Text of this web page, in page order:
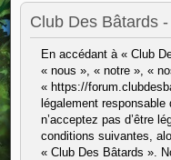
Club Des Bâtards
En accédant à « Club
« nous », « notre », «
« https://
légalement
n’acceptez pas d’être
conditions suivantes,
« Club Des Bâtards ».